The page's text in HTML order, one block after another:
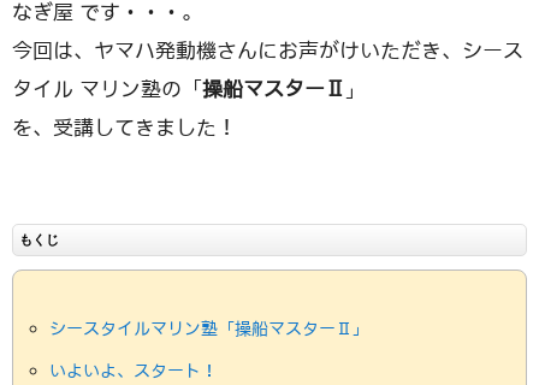
なぎ屋 です・・・。
今回は、ヤマハ発動機さんにお声がけいただき、シース
タイル マリン塾の「操船マスターⅡ 」
を、受講してきました！
もくじ
シースタイルマリン塾「操船マスターⅡ」
いよいよ、スタート！